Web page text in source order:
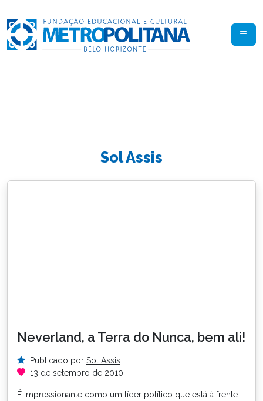
Sol Assis
Neverland, a Terra do Nunca, bem ali!
Publicado por Sol Assis
13 de setembro de 2010
É impressionante como um líder político que está à frente